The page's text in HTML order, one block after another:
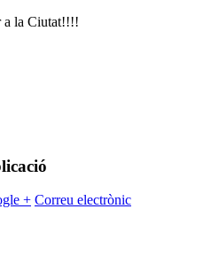
a la Ciutat!!!!
+ Correu electrònic